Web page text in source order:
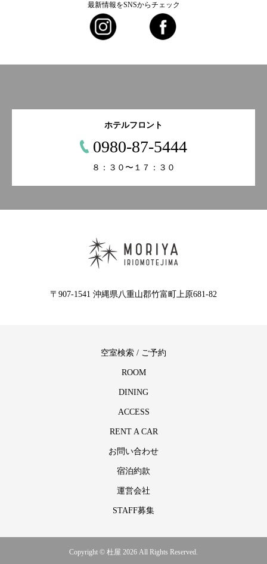
最新情報をSNSからチェック
ホテルフロント
0980-87-5444
８：３０〜１７：３０
〒907-1541 沖縄県八重山郡竹富町上原681-82
空室検索 / ご予約
ROOM
DINING
ACCESS
RENT A CAR
お問い合わせ
宿泊約款
運営会社
STAFF募集
Copyright © 杜屋 2026 All Rights Reserved.